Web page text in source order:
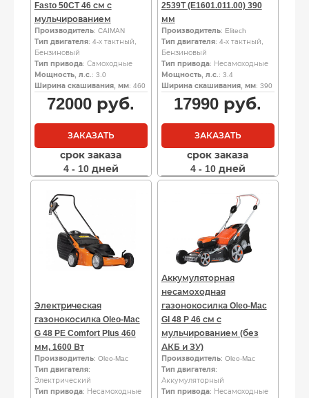
Fasto 50CT 46 см с
мульчированием
Производитель: CAIMAN
Тип двигателя: 4-х тактный,
Бензиновый
Тип привода: Самоходные
Мощность, л.с.: 3.0
Ширина скашивания, мм: 460
72000 руб.
ЗАКАЗАТЬ
срок заказа
4 - 10 дней
2539Т (E1601.011.00) 390
мм
Производитель: Elitech
Тип двигателя: 4-х тактный,
Бензиновый
Тип привода: Несамоходные
Мощность, л.с.: 3.4
Ширина скашивания, мм: 390
17990 руб.
ЗАКАЗАТЬ
срок заказа
4 - 10 дней
Электрическая
газонокосилка Oleo-Mac
G 48 PE Comfort Plus 460
мм, 1600 Вт
Производитель: Oleo-Mac
Тип двигателя:
Электрический
Тип привода: Несамоходные
Аккумуляторная
несамоходная
газонокосилка Oleo-Mac
GI 48 P 46 см с
мульчированием (без
АКБ и ЗУ)
Производитель: Oleo-Mac
Тип двигателя:
Аккумуляторный
Тип привода: Несамоходные